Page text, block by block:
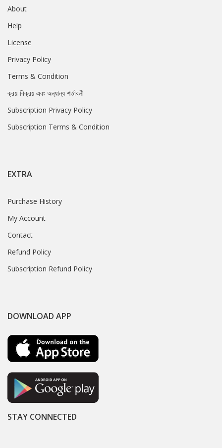
About
Help
License
Privacy Policy
Terms & Condition
ক্রয়-বিক্রয় এবং অন্যান্য শর্তাবলী
Subscription Privacy Policy
Subscription Terms & Condition
EXTRA
Purchase History
My Account
Contact
Refund Policy
Subscription Refund Policy
DOWNLOAD APP
STAY CONNECTED